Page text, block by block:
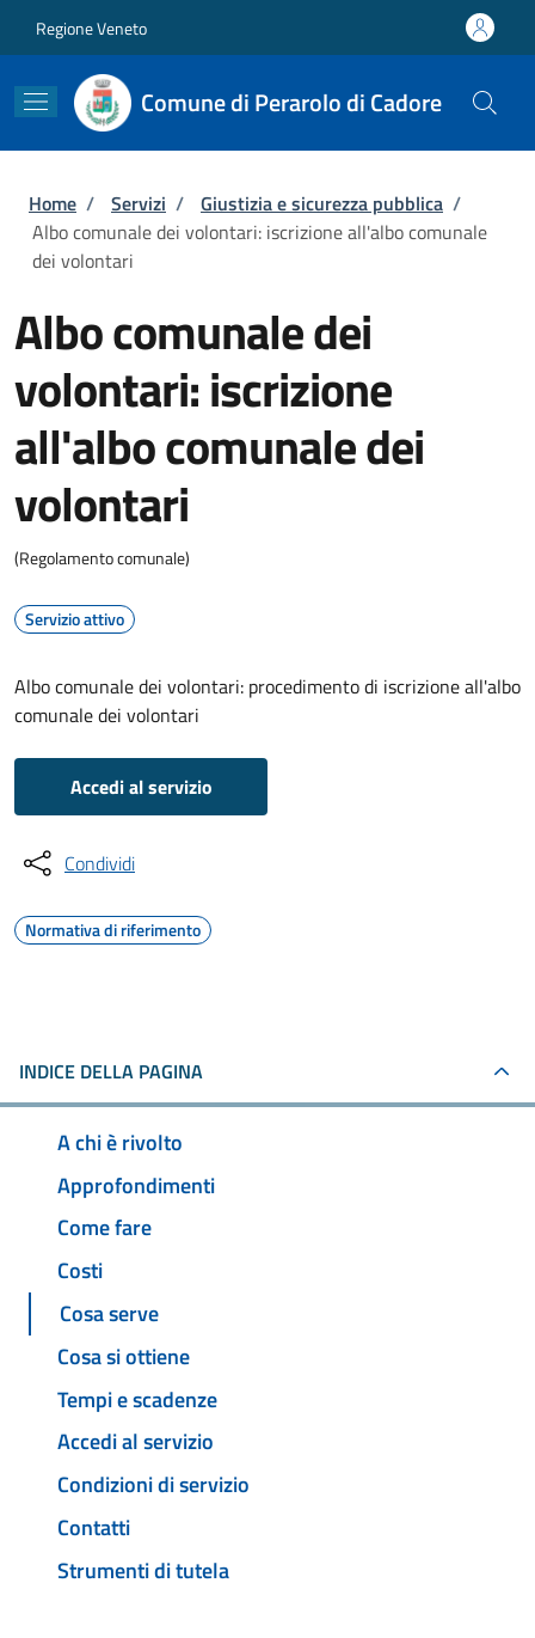
Regione Veneto
Comune di Perarolo di Cadore
Briciole di pane
Home / Servizi / Giustizia e sicurezza pubblica /
Albo comunale dei volontari: iscrizione all'albo comunale
dei volontari
Albo comunale dei
volontari: iscrizione
all'albo comunale dei
volontari
(Regolamento comunale)
Servizio attivo
Albo comunale dei volontari: procedimento di iscrizione all'albo
comunale dei volontari
Accedi al servizio
Condividi
Normativa di riferimento
INDICE DELLA PAGINA
A chi è rivolto
Approfondimenti
Come fare
Costi
Cosa serve
Cosa si ottiene
Tempi e scadenze
Accedi al servizio
Condizioni di servizio
Contatti
Strumenti di tutela